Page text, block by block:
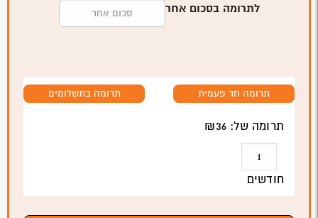
לתרומה בסכום אחר
תרומה חד פעמית תרומה בתשלומים
תרומה של: ₪ 36
חודשים